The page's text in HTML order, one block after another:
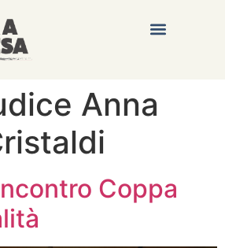
Anna
Coppa